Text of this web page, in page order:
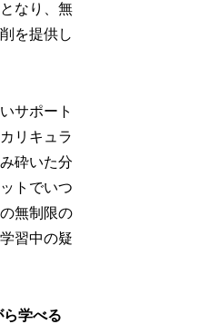
なり、無
を提供し
サポート
リキュラ
砕いた分
トでいつ
無制限の
習中の疑
学べる